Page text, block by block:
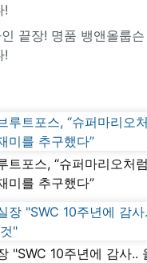
!
끝장! 명품 뱅앤올룹
!
트포스, “슈퍼마리오처
미를 추구했다”
"SWC 10주년에 감사..